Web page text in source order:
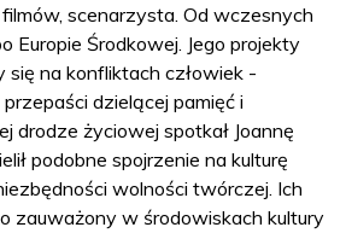
scenarzysta. Od wczesnych
Europie Środkowej. Jego projekty
się na konfliktach człowiek -
dzielącej pamięć i
drodze życiowej spotkał Joannę
podobne spojrzenie na kulturę
wolności twórczej. Ich
zauważony w środowiskach kultury